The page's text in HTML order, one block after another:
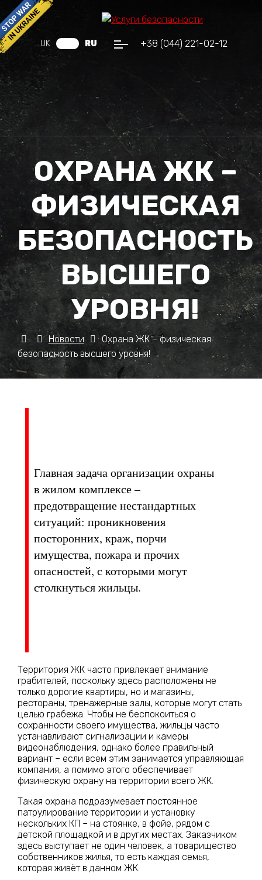
+38 (044) 221-02-12
UK RU
ОХРАНА ЖК –
ФИЗИЧЕСКАЯ
БЕЗОПАСНОСТЬ
ВЫСШЕГО
УРОВНЯ!
Новости
Охрана ЖК – физическая
безопасность высшего уровня!
Главная задача организации охраны
в жилом комплексе –
предотвращение нестандартных
ситуаций: проникновения
посторонних, краж, порчи
имущества, пожара и прочих
опасностей, с которыми могут
столкнуться жильцы.
Территория ЖК часто привлекает внимание
грабителей, поскольку здесь расположены не
только дорогие квартиры, но и магазины,
рестораны, тренажерные залы, которые могут стать
целью грабежа. Чтобы не беспокоиться о
сохранности своего имущества, жильцы часто
устанавливают сигнализации и камеры
видеонаблюдения, однако более правильный
вариант – если всем этим занимается управляющая
компания, а помимо этого обеспечивает
физическую охрану на территории всего ЖК.
Такая охрана подразумевает постоянное
патрулирование территории и установку
нескольких КП – на стоянке, в фойе, рядом с
детской площадкой и в других местах. Заказчиком
здесь выступает не один человек, а товарищество
собственников жилья, то есть каждая семья,
которая живёт в данном ЖК.